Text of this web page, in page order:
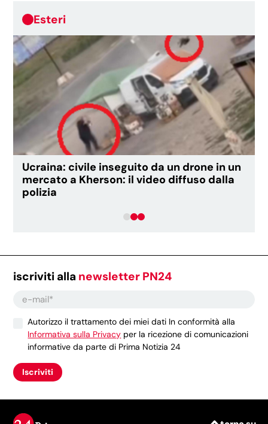
Esteri
Ucraina: civile inseguito da un drone in un
mercato a Kherson: il video diffuso dalla
polizia
iscriviti alla newsletter PN24
Autorizzo il trattamento dei miei dati In conformità alla
Informativa sulla Privacy per la ricezione di comunicazioni
informative da parte di Prima Notizia 24
Iscriviti